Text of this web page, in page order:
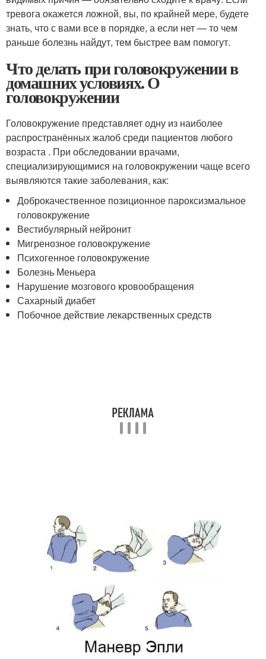
тревога окажется ложной, вы, по крайней мере, будете
знать, что с вами все в порядке, а если нет — то чем
раньше болезнь найдут, тем быстрее вам помогут.
Что делать при головокружении в
домашних условиях. О
головокружении
Головокружение представляет одну из наиболее
распространённых жалоб среди пациентов любого
возраста . При обследовании врачами,
специализирующимися на головокружении чаще всего
выявляются такие заболевания, как:
Доброкачественное позиционное пароксизмальное
головокружение
Вестибулярный нейронит
Мигренозное головокружение
Психогенное головокружение
Болезнь Меньера
Нарушение мозгового кровообращения
Сахарный диабет
Побочное действие лекарственных средств